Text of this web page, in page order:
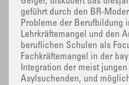
geführt durch den BR-
Probleme der Berufbildung
Lehrkräftemangel und den
beruflichen Schulen als
Fachkräftemangel in der
Integration der meist
Asylsuchenden, und